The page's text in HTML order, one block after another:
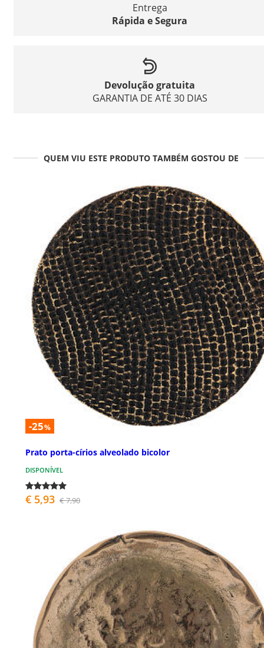
Entrega
Rápida e Segura
Devolução gratuita
GARANTIA DE ATÉ 30 DIAS
QUEM VIU ESTE PRODUTO TAMBÉM GOSTOU DE
-25%
Prato porta-círios alveolado bicolor
DISPONÍVEL
€ 5,93 € 7,90